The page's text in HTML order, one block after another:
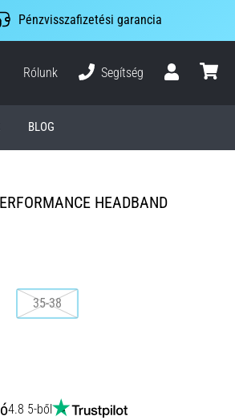
Pénzvisszafizetési garancia
Rólunk
Segítség
BLOG
HEADBAND
35-38
4.8 5-ből